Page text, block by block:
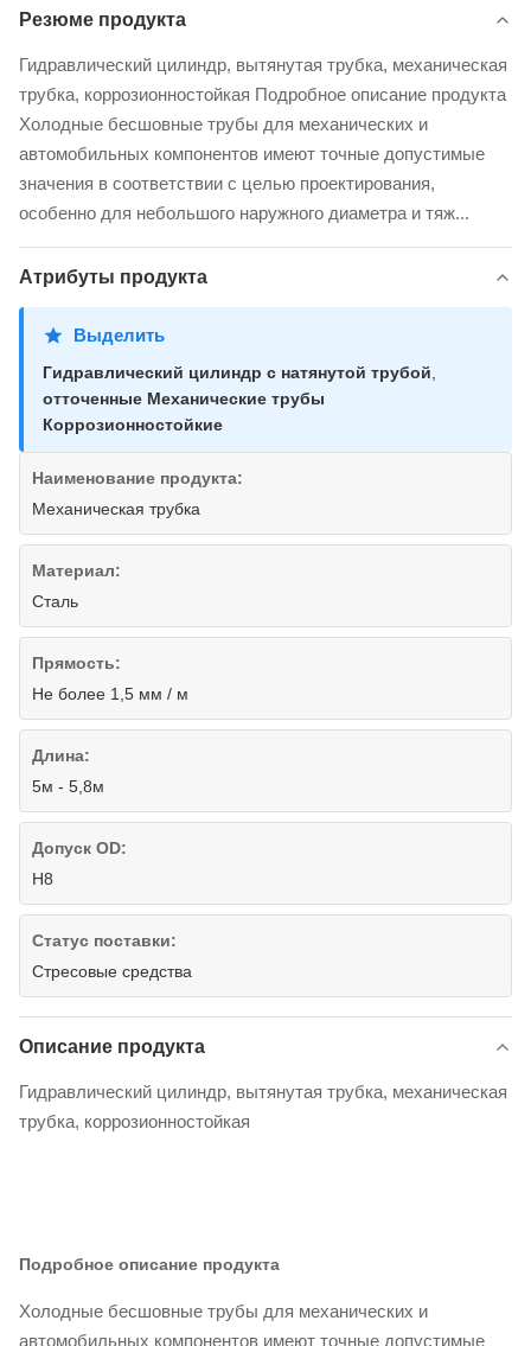
Резюме продукта
Гидравлический цилиндр, вытянутая трубка, механическая
трубка, коррозионностойкая Подробное описание продукта
Холодные бесшовные трубы для механических и
автомобильных компонентов имеют точные допустимые
значения в соответствии с целью проектирования,
особенно для небольшого наружного диаметра и тяж...
Атрибуты продукта
Выделить
Гидравлический цилиндр с натянутой трубой,
отточенные Механические трубы
Коррозионностойкие
Наименование продукта:
Механическая трубка
Материал:
Сталь
Прямость:
Не более 1,5 мм / м
Длина:
5м - 5,8м
Допуск OD:
H8
Статус поставки:
Стресовые средства
Описание продукта
Гидравлический цилиндр, вытянутая трубка, механическая
трубка, коррозионностойкая
Подробное описание продукта
Холодные бесшовные трубы для механических и
автомобильных компонентов имеют точные допустимые